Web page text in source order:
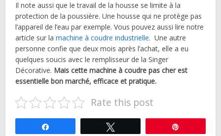
Il note aussi que le travail de la housse se limite à la
protection de la poussière. Une housse qui ne protège pas
l’appareil de l’eau par exemple. Vous pouvez aussi lire notre
article sur lamachine à coudre industrielle. Une autre
personne confie que deux mois après l’achat, elle a eu
quelques soucis avec le remplisseur de la Singer
Décorative. Mais cette machine à coudre pas cher est
essentielle bon marché, efficace et pratique.
Rate this post